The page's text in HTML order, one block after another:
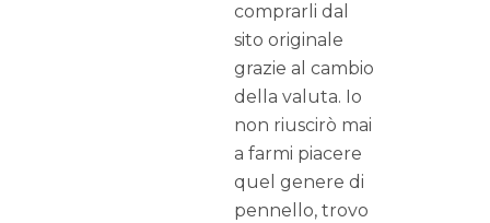
comprarli dal
sito originale
grazie al cambio
della valuta. Io
non riuscirò mai
a farmi piacere
quel genere di
pennello, trovo